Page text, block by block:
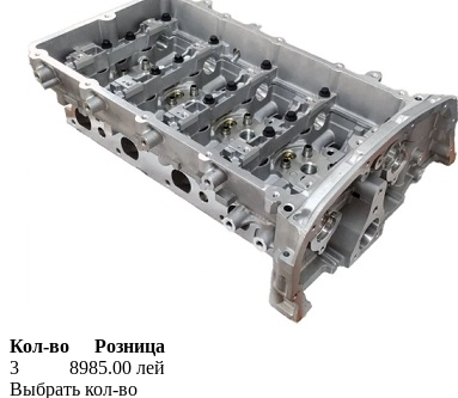
Кол-во
Розница
3
8985.00 лей
Выбрать кол-во